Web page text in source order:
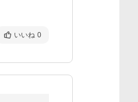
いいね 0